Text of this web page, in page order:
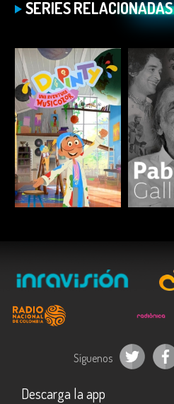
SERIES RELACIONADAS
ESCUCHAR
Síguenos
Descarga la app